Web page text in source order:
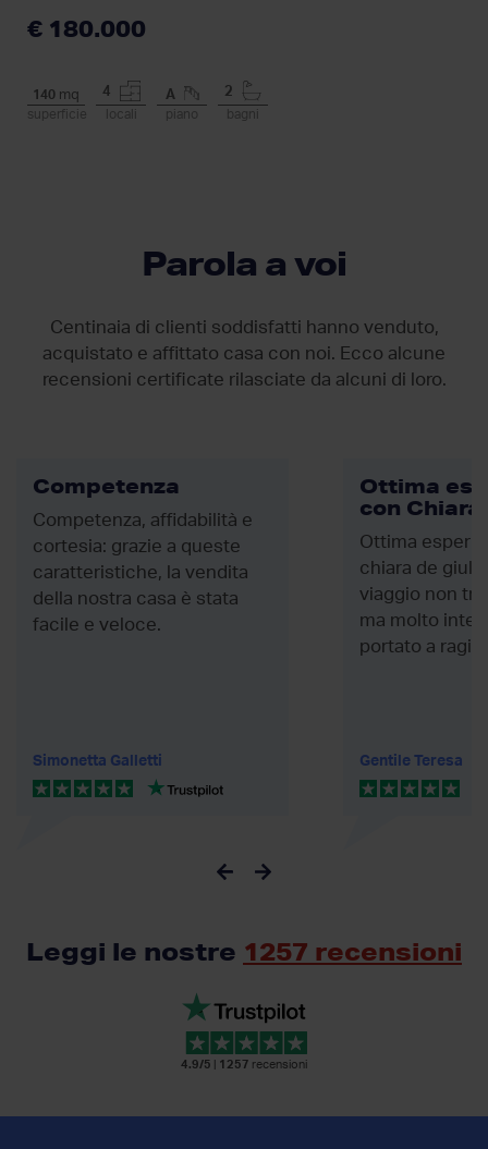
€ 180.000
140 mq
superficie
4
locali
A
piano
2
bagni
Parola a voi
Centinaia di clienti soddisfatti hanno venduto,
acquistato e affittato casa con noi. Ecco alcune
recensioni certificate rilasciate da alcuni di loro.
Competenza
Competenza, affidabilità e
cortesia: grazie a queste
caratteristiche, la vendita
della nostra casa è stata
facile e veloce.
Simonetta Galletti
Ottima
con Chiara
Ottima
chiara de giuli
viaggio non
ma molto
portato a
Gentile Teresa
Leggi le nostre 1257 recensioni
4.9/5 1257 recensioni